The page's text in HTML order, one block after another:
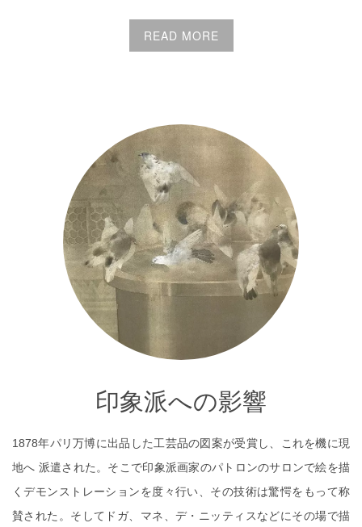
READ MORE
印象派への影響
1878年パリ万博に出品した工芸品の図案が受賞し、これを機に現
地へ 派遣された。そこで印象派画家のパトロンのサロンで絵を描
くデモンストレーションを度々行い、その技術は驚愕をもって称
賛された。そしてドガ、マネ、デ・ニッティスなどにその場で描